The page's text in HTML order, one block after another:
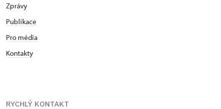
Zprávy
Publikace
Pro média
Kontakty
RYCHLÝ KONTAKT